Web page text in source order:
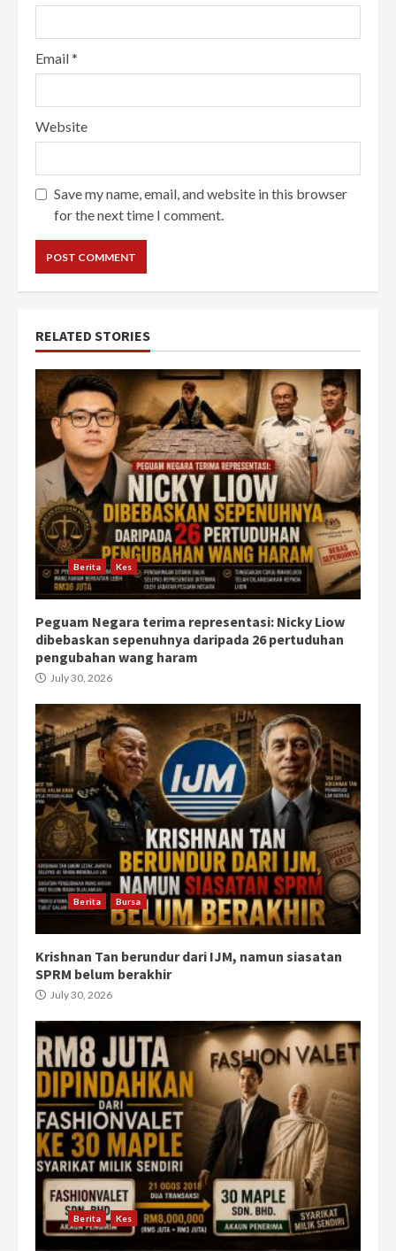
Email*
Website
Save my name, email, and website in this browser
for the next time I comment.
RELATED STORIES
Berita Kes
Peguam Negara terima representasi: Nicky Liow
dibebaskan sepenuhnya daripada 26 pertuduhan
pengubahan wang haram
July 30, 2026
Berita Bursa
Krishnan Tan berundur dari IJM, namun siasatan
SPRM belum berakhir
July 30, 2026
Berita Kes